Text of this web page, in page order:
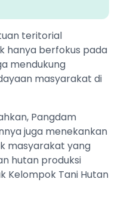
teritorial
hanya berfokus pada
mendukung
masyarakat di
Pangdam
juga menekankan
masyarakat yang
hutan produksi
Kelompok Tani Hutan